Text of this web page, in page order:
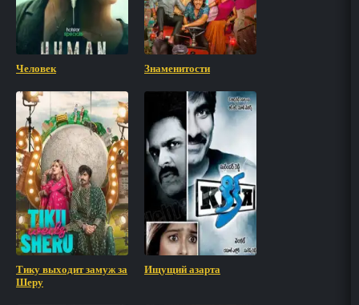
Человек Знаменитости
Тику выходит замуж за
Шеру
Ищущий азарта